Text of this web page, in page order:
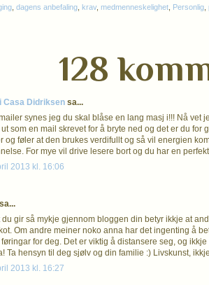
dagens anbefaling krav, medmenneskelighet Personlig
128
Casa Didriksen sa...
synes jeg du skal blåse en lang masj i!!! Nå vet
ut som en mail skrevet for å bryte ned og det er du
og føler at den brukes verdifullt og så vil energien
For mye vil drive lesere bort og du har en
2013 kl. 16:06
sa...
du gir så mykje gjennom bloggen din betyr ikkje at
Om andre meiner noko anna har det ingenting å
føringar for deg. Det er viktig å distansere seg, og
Ta hensyn til deg sjølv og din familie :) Livskunst,
2013 kl. 16:27